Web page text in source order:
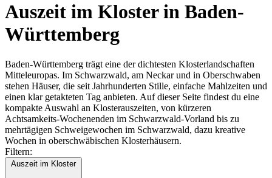
Auszeit im Kloster in Baden-
Württemberg
Baden-Württemberg trägt eine der dichtesten Klosterlandschaften
Mitteleuropas. Im Schwarzwald, am Neckar und in Oberschwaben
stehen Häuser, die seit Jahrhunderten Stille, einfache Mahlzeiten und
einen klar getakteten Tag anbieten. Auf dieser Seite findest du eine
kompakte Auswahl an Klosterauszeiten, von kürzeren
Achtsamkeits-Wochenenden im Schwarzwald-Vorland bis zu
mehrtägigen Schweigewochen im Schwarzwald, dazu kreative
Wochen in oberschwäbischen Klosterhäusern.
Filtern:
Auszeit im Kloster